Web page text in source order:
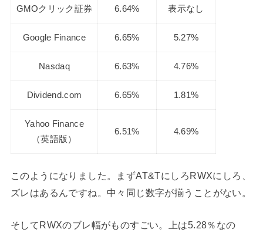
GMOクリック証券 6.64% 表示なし
Google Finance 6.65% 5.27%
Nasdaq 6.63% 4.76%
Dividend.com 6.65% 1.81%
Yahoo Finance
（英語版）
6.51% 4.69%
このようになりました。まずAT&TにしろRWXにしろ、
ズレはあるんですね。中々同じ数字が揃うことがない。
そしてRWXのブレ幅がものすごい。上は5.28％なの